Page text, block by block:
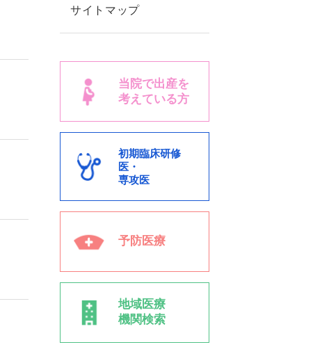
サイトマップ
当院で出産を
考えている方
初期臨床研修
医・
専攻医
予防医療
地域医療
機関検索